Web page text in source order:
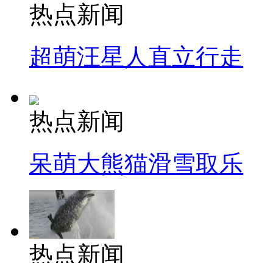
热点新闻
超萌汪星人直立行走
热点新闻
呆萌大熊猫滑雪取乐
热点新闻